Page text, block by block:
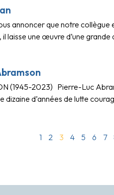
annoncer que notre collègue
laisse une œuvre d’une grande
(1945-2023) Pierre-Luc
dizaine d’années de lutte
1
2 3 4 5 6 7